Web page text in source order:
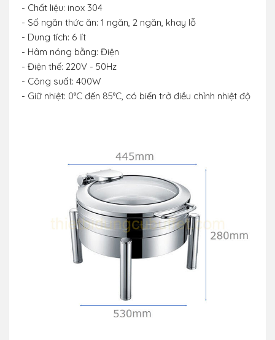
- Chất liệu: inox 304
- Số ngăn thức ăn: 1 ngăn, 2 ngăn, khay lỗ
- Dung tích: 6 lít
- Hâm nóng bằng: Điện
- Điện thế: 220V - 50Hz
- Công suất: 400W
- Giữ nhiệt: 0°C đến 85°C, có biến trở điều chỉnh nhiệt độ